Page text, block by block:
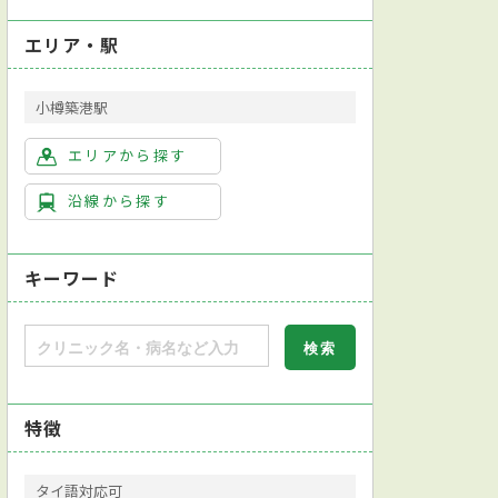
エリア・駅
小樽築港駅
エリアから探す
沿線から探す
キーワード
特徴
タイ語対応可